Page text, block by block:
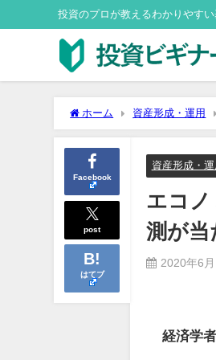
投資のプロが教えるわかりやす
ホーム 資産形成・運用
は？
Facebook
post
はてブ
資産形成・運
エコ
測が当
2020年6月
経済学